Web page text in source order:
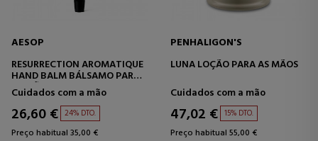
AESOP
RESURRECTION AROMATIQUE
HAND BALM BÁLSAMO PARA
AS MÃOS
Cuidados com a mão
26,60 € 24% DTO.
Preço habitual 35,00 €
PENHALIGON'S
LUNA LOÇÃO PARA AS MÃOS
Cuidados com a mão
47,02 € 15% DTO.
Preço habitual 55,00 €